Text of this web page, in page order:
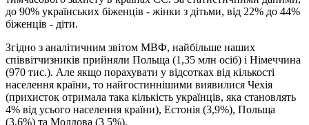
до 90% українських біженців - жінки з дітьми, від 22% до 44%
біженців - діти.
Згідно з аналітичним звітом МВФ, найбільше наших
співвітчизників прийняли Польща (1,35 млн осіб) і Німеччина
(970 тис.). Але якщо порахувати у відсотках від кількості
населення країни, то найгостиннішими виявилися Чехія
(прихисток отримала така кількість українців, яка становлять
4% від усього населення країни), Естонія (3,9%), Польща
(3,6%) та Молдова (3 5%).